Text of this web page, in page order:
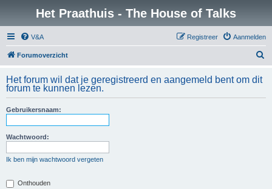
Het Praathuis - The House of Talks
V&A Aanmelden
Registreer
Forumoverzicht
k
Het forum wil dat je geregistreerd en aangemeld bent om dit
forum te kunnen lezen.
Gebruikersnaam:
Wachtwoord:
Ik ben mijn wachtwoord vergeten
Onthouden